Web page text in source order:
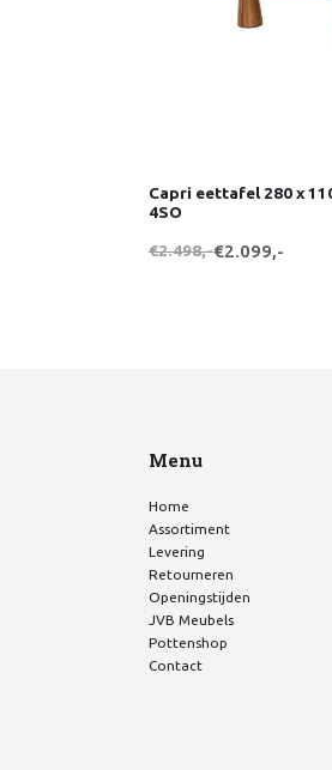
Capri eettafel 280 x
4SO
€2.498,-€2.099,-
Menu
Home
Assortiment
Levering
Retourneren
Openingstijden
JVB Meubels
Pottenshop
Contact